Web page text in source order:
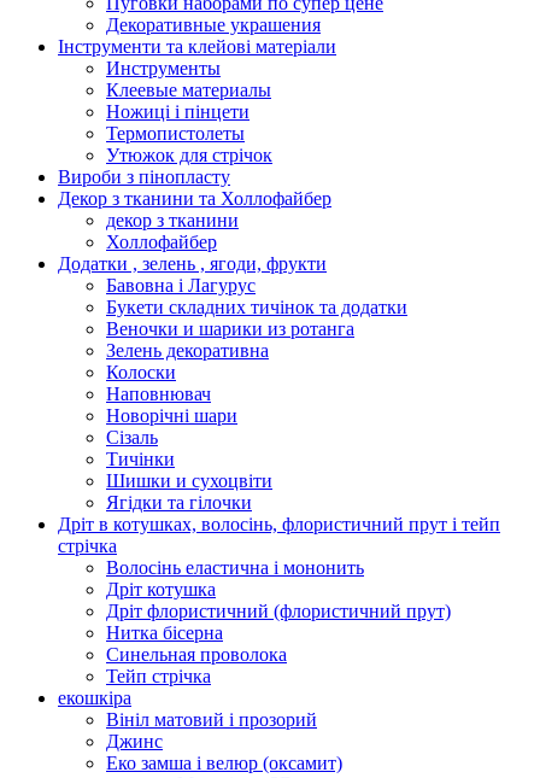
Декоративные украшения
Інструменти та клейові матеріали
Инструменты
Клеевые материалы
Ножиці і пінцети
Термопистолеты
Утюжок для стрічок
Вироби з пінопласту
Декор з тканини та Холлофайбер
декор з тканини
Холлофайбер
Додатки , зелень , ягоди, фрукти
Бавовна і Лагурус
Букети складних тичінок та додатки
Веночки и шарики из ротанга
Зелень декоративна
Колоски
Наповнювач
Новорічні шари
Сізаль
Тичінки
Шишки и сухоцвіти
Ягідки та гілочки
Дріт в котушках, волосінь, флористичний прут і тейп
стрічка
Волосінь еластична і мононить
Дріт котушка
Дріт флористичний (флористичний прут)
Нитка бісерна
Синельная проволока
Тейп стрічка
екошкіра
Вініл матовий і прозорий
Джинс
Еко замша і велюр (оксамит)